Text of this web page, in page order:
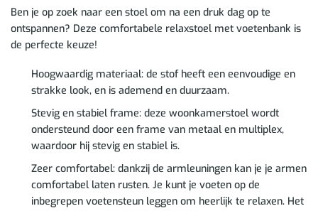
Ben je op zoek naar een stoel om na een druk dag op te
ontspannen? Deze comfortabele relaxstoel met voetenbank is
de perfecte keuze!
Hoogwaardig materiaal: de stof heeft een eenvoudige en
strakke look, en is ademend en duurzaam.
Stevig en stabiel frame: deze woonkamerstoel wordt
ondersteund door een frame van metaal en multiplex,
waardoor hij stevig en stabiel is.
Zeer comfortabel: dankzij de armleuningen kan je je armen
comfortabel laten rusten. Je kunt je voeten op de
inbegrepen voetensteun leggen om heerlijk te relaxen. Het